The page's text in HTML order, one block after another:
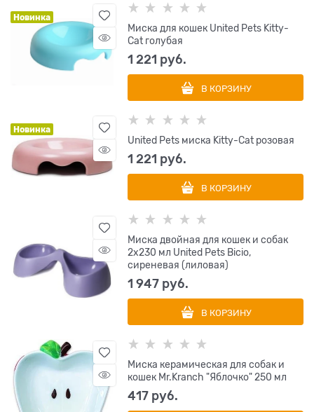
Новинка
Миска для кошек United Pets Kitty-
Cat голубая
1 221 руб.
В КОРЗИНУ
Новинка
United Pets миска Kitty-Cat розовая
1 221 руб.
В КОРЗИНУ
Миска двойная для кошек и собак
2х230 мл United Pets Bicio,
сиреневая (лиловая)
1 947 руб.
В КОРЗИНУ
Миска керамическая для собак и
кошек Mr.Kranch "Яблочко" 250 мл
417 руб.